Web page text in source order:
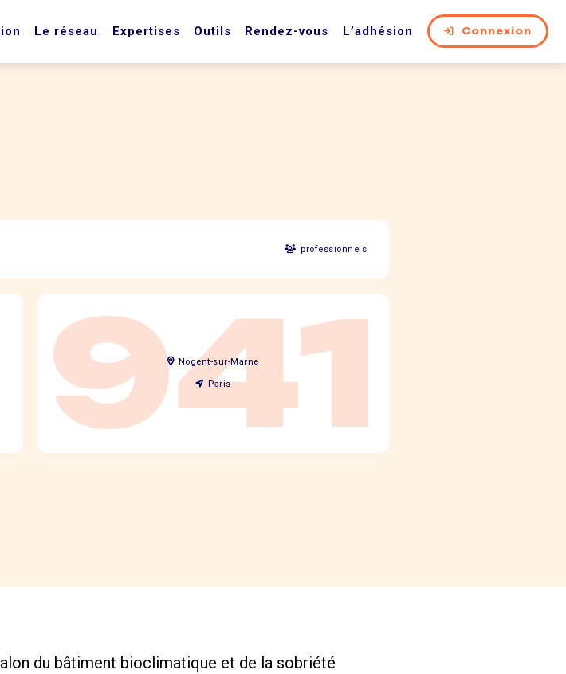
Le réseau Expertises Outils Rendez-vous L’adhésion Connexion
professionnels
941
Nogent-sur-Marne
Paris
du bâtiment bioclimatique et de la sobriété